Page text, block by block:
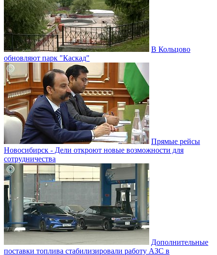
В Кольцово
обновляют парк "Каскад"
Прямые рейсы
Новосибирск - Дели откроют новые возможности для
сотрудничества
Дополнительные
поставки топлива стабилизировали работу АЗС в